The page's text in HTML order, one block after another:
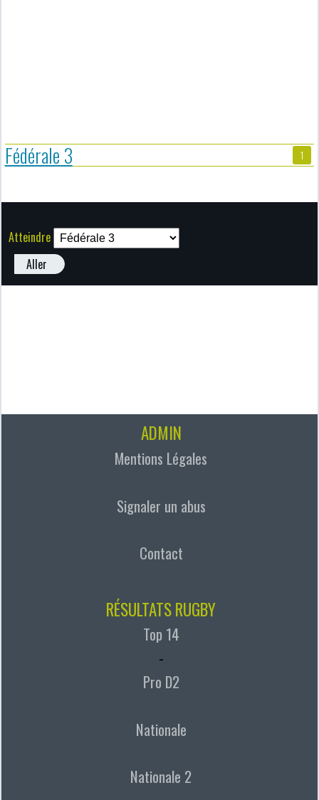
Fédérale 3 1
Atteindre
Aller
ADMIN
Mentions Légales
Signaler un abus
Contact
RÉSULTATS RUGBY
Top 14
-
Pro D2
Nationale
Nationale 2